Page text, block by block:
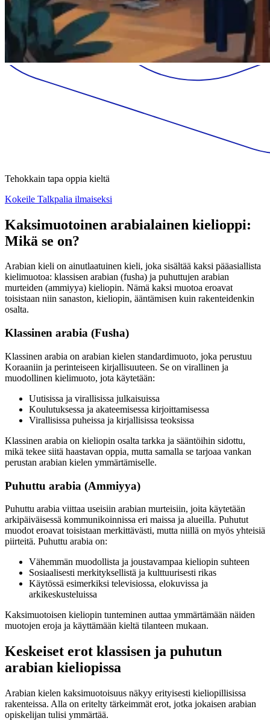
Tehokkain tapa oppia kieltä
Kokeile Talkpalia ilmaiseksi
Kaksimuotoinen arabialainen kielioppi:
Mikä se on?
Arabian kieli on ainutlaatuinen kieli, joka sisältää kaksi pääasiallista
kielimuotoa: klassisen arabian (fusha) ja puhuttujen arabian
murteiden (ammiyya) kieliopin. Nämä kaksi muotoa eroavat
toisistaan niin sanaston, kieliopin, ääntämisen kuin rakenteidenkin
osalta.
Klassinen arabia (Fusha)
Klassinen arabia on arabian kielen standardimuoto, joka perustuu
Koraaniin ja perinteiseen kirjallisuuteen. Se on virallinen ja
muodollinen kielimuoto, jota käytetään:
Uutisissa ja virallisissa julkaisuissa
Koulutuksessa ja akateemisessa kirjoittamisessa
Virallisissa puheissa ja kirjallisissa teoksissa
Klassinen arabia on kieliopin osalta tarkka ja sääntöihin sidottu,
mikä tekee siitä haastavan oppia, mutta samalla se tarjoaa vankan
perustan arabian kielen ymmärtämiselle.
Puhuttu arabia (Ammiyya)
Puhuttu arabia viittaa useisiin arabian murteisiin, joita käytetään
arkipäiväisessä kommunikoinnissa eri maissa ja alueilla. Puhutut
muodot eroavat toisistaan merkittävästi, mutta niillä on myös yhteisiä
piirteitä. Puhuttu arabia on:
Vähemmän muodollista ja joustavampaa kieliopin suhteen
Sosiaalisesti merkityksellistä ja kulttuurisesti rikas
Käytössä esimerkiksi televisiossa, elokuvissa ja
arkikeskusteluissa
Kaksimuotoisen kieliopin tunteminen auttaa ymmärtämään näiden
muotojen eroja ja käyttämään kieltä tilanteen mukaan.
Keskeiset erot klassisen ja puhutun
arabian kieliopissa
Arabian kielen kaksimuotoisuus näkyy erityisesti kieliopillisissa
rakenteissa. Alla on eritelty tärkeimmät erot, jotka jokaisen arabian
opiskelijan tulisi ymmärtää.